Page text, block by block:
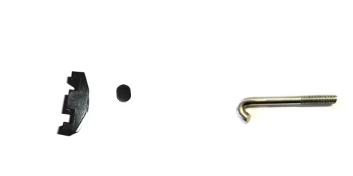
nutné montážní příslušenství
jednoduchá montáž pevné
uchycení pletiva ke sloupkům jeklovým
(hranatým) 60x60 mm univerzálnost pro
Dostupnost:
Na centrálním skladě
sloupek obdélníkového profilu 40×60
mm. Trhací matice k hákovému
šroubu není součástí,...